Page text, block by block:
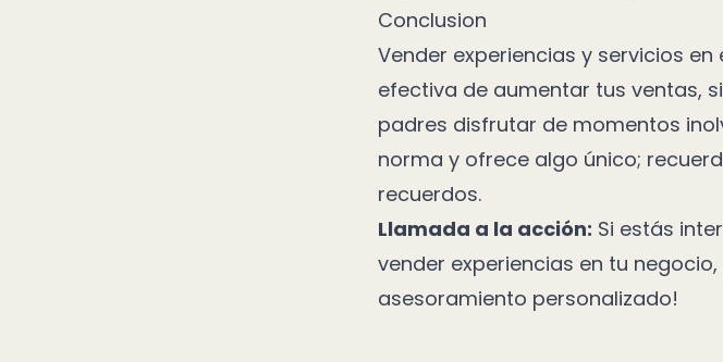
Conclusion
Vender experiencias y servicios
efectiva de aumentar tus ventas,
padres disfrutar de momentos
norma y ofrece algo único;
recuerdos.
Llamada a la acción: Si estás
vender experiencias en tu
asesoramiento personalizado!